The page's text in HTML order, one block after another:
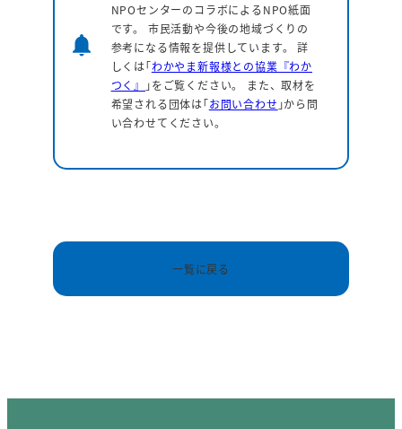
notifications
NPOセンターのコラボによるNPO紙面
です。 市民活動や今後の地域づくりの
参考になる情報を提供しています。詳
しくは｢わかやま新報様との協業『わか
つく』
｣をご覧ください。 また、取材を
希望される団体は｢お問い合わせ ｣から問
い合わせてください。
一覧に戻る